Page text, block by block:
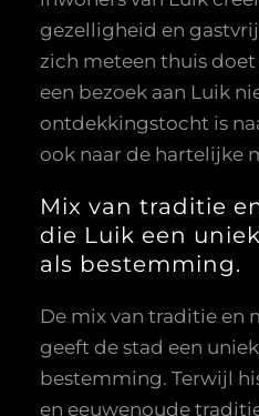
gezelligheid en
zich meteen thuis
een bezoek aan Luik
ontdekkingstocht is
ook naar de hartelijke
Mix van traditie
die Luik een
als bestemming.
De mix van traditie en
geeft de stad een
bestemming. Terwijl
en eeuwenoude